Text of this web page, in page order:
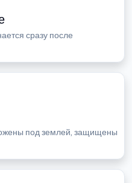
сразу после
под землей, защищены